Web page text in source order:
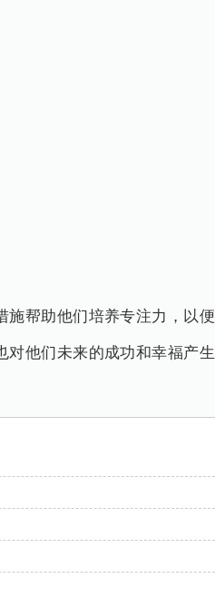
施帮助他们培养专注力，以便
对他们未来的成功和幸福产生